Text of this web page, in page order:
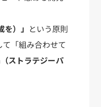
）」 という原則
「組み合わせて
ストラテジーパ